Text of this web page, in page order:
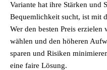
Variante hat ihre Stärken und
Bequemlichkeit sucht, ist mit
Wer den besten Preis
wählen und den höheren
sparen und Risiken
eine faire Lösung.